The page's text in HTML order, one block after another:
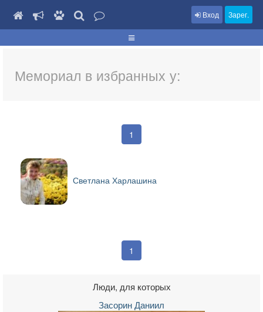
Вход Зарег.
Мемориал в избранных у:
1
Светлана Харлашина
1
Люди, для которых
Засорин Даниил